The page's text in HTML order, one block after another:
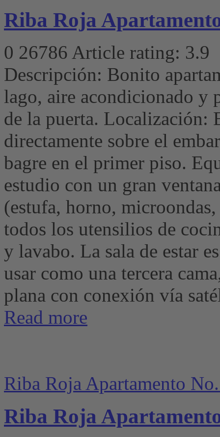
Riba Roja
0 26786 Article rating: 3.9
Descripción: Bonito
lago, aire acondicionado y
de la puerta. Localización:
directamente sobre el
bagre en el primer piso.
estudio con un gran
(estufa, horno,
todos los utensilios de
y lavabo. La sala de estar
usar como una tercera
plana con conexión vía
Read more
Riba Roja Apartamento
Riba Roja